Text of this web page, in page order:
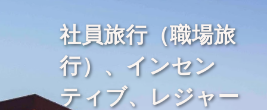
社員旅行（職場旅
行）、インセン
ティブ、レジャー